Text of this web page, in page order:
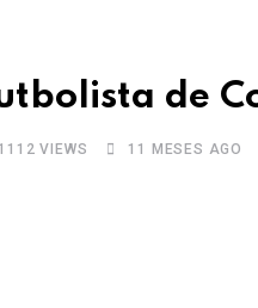
de
1112 VIEWS 11 MESES AGO